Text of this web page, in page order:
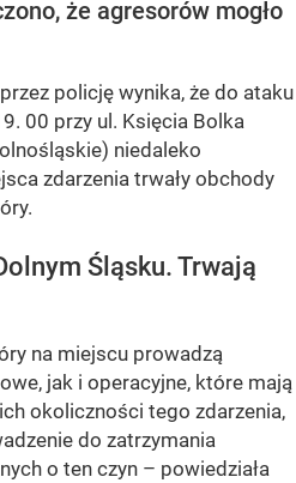
że agresorów mogło
policję wynika, że do ataku
00 przy ul. Księcia Bolka
niedaleko
zdarzenia trwały obchody
Śląsku. Trwają
na miejscu prowadzą
jak i operacyjne, które mają
okoliczności tego zdarzenia,
do zatrzymania
o ten czyn – powiedziała